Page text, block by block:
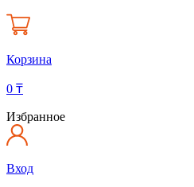
Корзина
0 ₸
Избранное
Вход